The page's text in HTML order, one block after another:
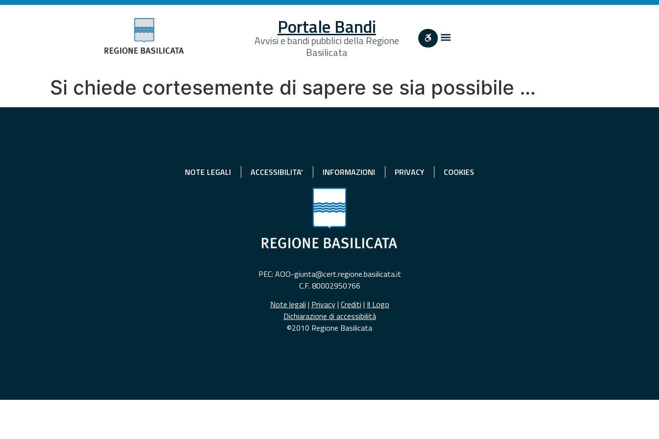
Portale Bandi
Avvisi e bandi pubblici della Regione
Basilicata
Si chiede cortesemente di sapere se sia possibile …
NOTE LEGALI ACCESSIBILITA' INFORMAZIONI PRIVACY COOKIES
PEC: AOO-giunta@cert.regione.basilicata.it
C.F. 80002950766
Note legali | Privacy| Crediti | Il Logo
Dichiarazione di accessibilità
©2010 Regione Basilicata